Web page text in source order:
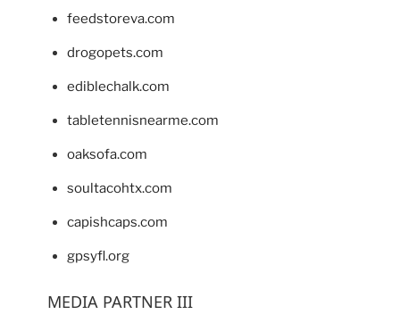
feedstoreva.com
drogopets.com
ediblechalk.com
tabletennisnearme.com
oaksofa.com
soultacohtx.com
capishcaps.com
gpsyfl.org
MEDIA PARTNER III